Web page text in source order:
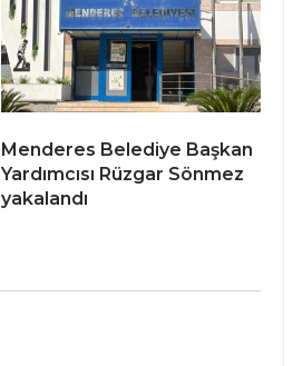
Menderes Belediye Başkan
Yardımcısı Rüzgar Sönmez
yakalandı